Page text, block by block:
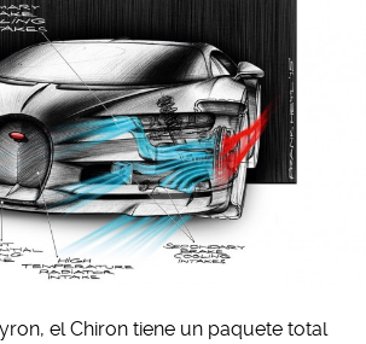
el Chiron tiene un paquete total